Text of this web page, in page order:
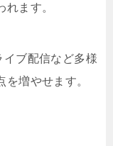
ます。
イブ配信など多様
増やせます。